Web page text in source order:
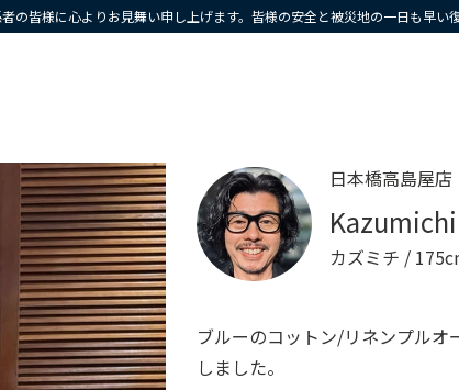
皆様に心よりお見舞い申し上げます。皆様の安全と被災地の一日も早い
日本橋高島屋店
Kazumichi
カズミチ /
ブルーのコットン/リネンプルオ
しました。